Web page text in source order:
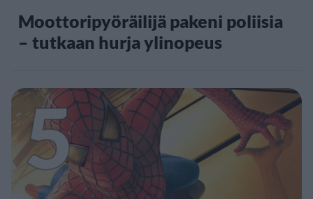
Moottoripyöräilijä pakeni poliisia
– tutkaan hurja ylinopeus
5